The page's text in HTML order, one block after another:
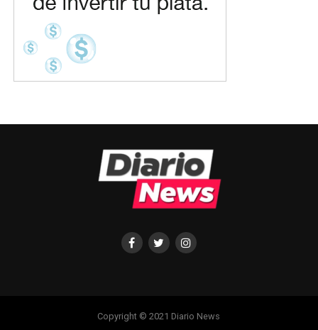
Copyright © 2021 Diario News